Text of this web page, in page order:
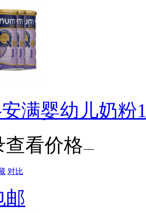
满婴幼儿奶粉
查看价格
对比
邮